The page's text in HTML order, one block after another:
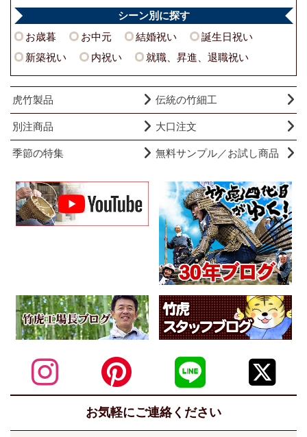
シーン別に探す
お歳暮 お中元 結婚祝い
誕生日祝い
新築祝い
内祝い 就職、昇進、退職祝い
虎竹製品 伝統の竹細工
別注商品 大口注文
季節の特集 無料サンプル／お試し商品
お気軽にご連絡ください